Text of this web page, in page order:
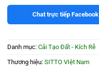
Chat trực tiếp Facebook
Danh mục: Cải Tạo Đất - Kích Rễ
Thương hiệu: SITTO VIệt Nam